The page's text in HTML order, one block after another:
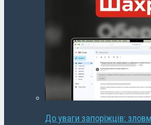
До уваги запоріжців: